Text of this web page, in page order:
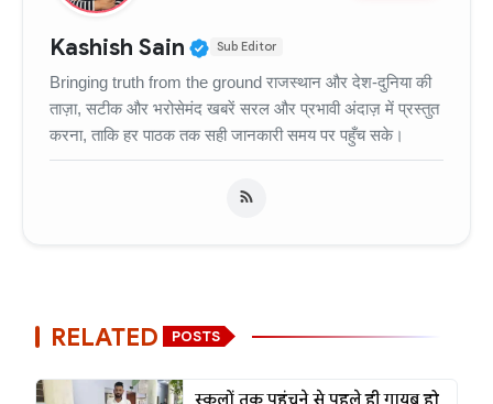
Kashish Sain Verified Public Figure •
Sub Editor
Bringing truth from the ground राजस्थान और देश-दुनिया की
ताज़ा, सटीक और भरोसेमंद खबरें सरल और प्रभावी अंदाज़ में प्रस्तुत
करना, ताकि हर पाठक तक सही जानकारी समय पर पहुँच सके।
RELATED POSTS
स्कूलों तक पहुंचने से पहले ही गायब हो